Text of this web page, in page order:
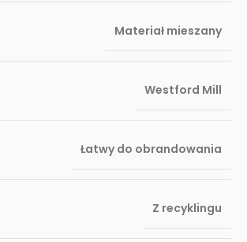
Materiał mieszany
Westford Mill
Łatwy do obrandowania
Z recyklingu